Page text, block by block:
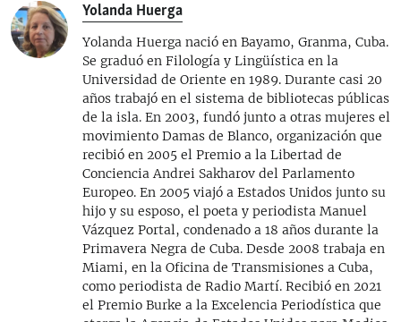
Yolanda Huerga
Yolanda Huerga nació en Bayamo, Granma, Cuba.
Se graduó en Filología y Lingüística en la
Universidad de Oriente en 1989. Durante casi 20
años trabajó en el sistema de bibliotecas públicas
de la isla. En 2003, fundó junto a otras mujeres el
movimiento Damas de Blanco, organización que
recibió en 2005 el Premio a la Libertad de
Conciencia Andrei Sakharov del Parlamento
Europeo. En 2005 viajó a Estados Unidos junto su
hijo y su esposo, el poeta y periodista Manuel
Vázquez Portal, condenado a 18 años durante la
Primavera Negra de Cuba. Desde 2008 trabaja en
Miami, en la Oficina de Transmisiones a Cuba,
como periodista de Radio Martí. Recibió en 2021
el Premio Burke a la Excelencia Periodística que